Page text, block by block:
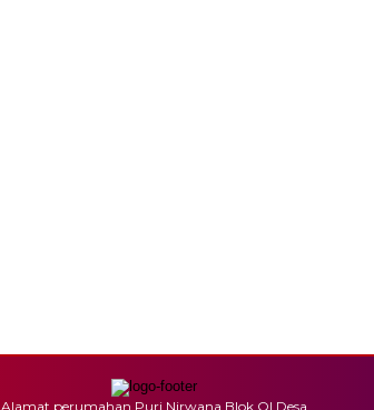
Alamat perumahan Puri Nirwana Blok OI Desa